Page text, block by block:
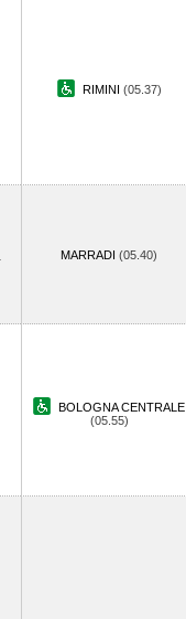
RIMINI (05.37)
MARRADI (05.40)
BOLOGNA CENTRALE
(05.55)